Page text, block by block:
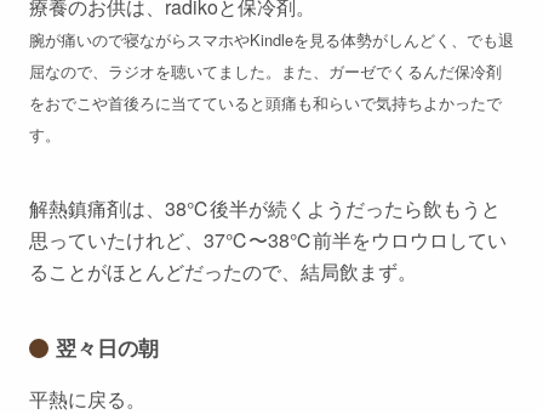
療養のお供は、radikoと保冷剤。
腕が痛いので寝ながらスマホやKindleを見る体勢がしんどく、でも退
屈なので、ラジオを聴いてました。また、ガーゼでくるんだ保冷剤
をおでこや首後ろに当てていると頭痛も和らいで気持ちよかったで
す。
解熱鎮痛剤は、38℃後半が続くようだったら飲もうと
思っていたけれど、37℃〜38℃前半をウロウロしてい
ることがほとんどだったので、結局飲まず。
翌々日の朝
平熱に戻る。